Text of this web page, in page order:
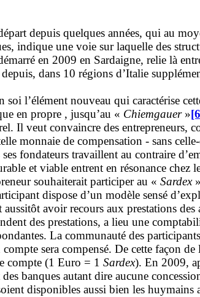
depuis quelques années, qui au
indique une voie sur laquelle des
en 2009 en Sardaigne, relie là
dans 10 régions d’Italie
l’élément nouveau qui caractérise
en propre , jusqu’au « Chiemgauer»
Il veut convaincre des entrepreneurs,
monnaie de compensation - sans
fondateurs travaillent au contraire
et viable entrent en résonance chez
souhaiterait participer au « Sardex
dispose d’un modèle sensé
avoir recours aux prestations des
des prestations, a lieu une
La communauté des
sera compensé. De cette façon de
compte (1 Euro = 1 Sardex). En 2009,
banques autant dire aucune
disponibles aussi bien les huymains